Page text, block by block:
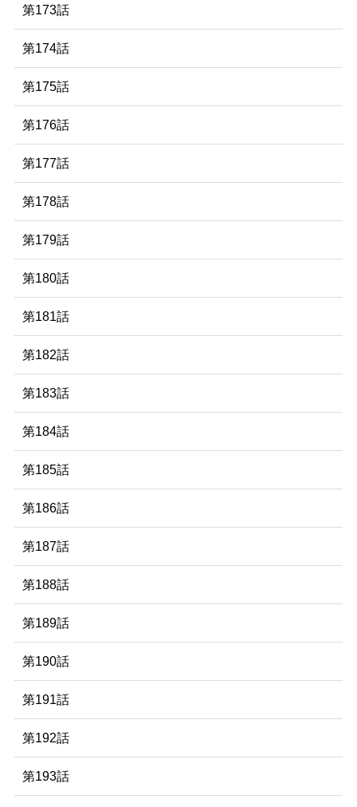
第173話
第174話
第175話
第176話
第177話
第178話
第179話
第180話
第181話
第182話
第183話
第184話
第185話
第186話
第187話
第188話
第189話
第190話
第191話
第192話
第193話